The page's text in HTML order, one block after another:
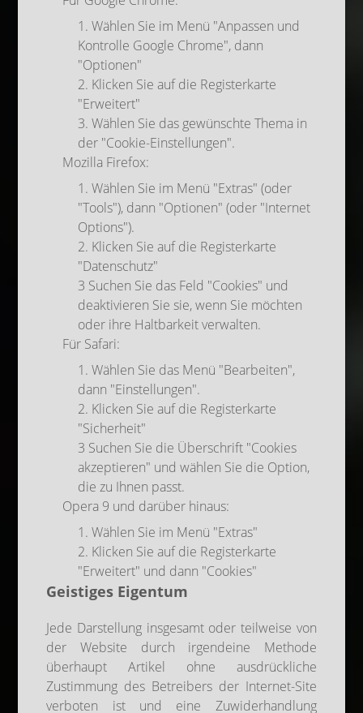
1. Wählen Sie im Menü "Anpassen und
Kontrolle Google Chrome", dann
"Optionen"
2. Klicken Sie auf die Registerkarte
"Erweitert"
3. Wählen Sie das gewünschte Thema in
der "Cookie-Einstellungen".
Mozilla Firefox:
1. Wählen Sie im Menü "Extras" (oder
"Tools"), dann "Optionen" (oder "Internet
Options").
2. Klicken Sie auf die Registerkarte
"Datenschutz"
3 Suchen Sie das Feld "Cookies" und
deaktivieren Sie sie, wenn Sie möchten
oder ihre Haltbarkeit verwalten.
Für Safari:
1. Wählen Sie das Menü "Bearbeiten",
dann "Einstellungen".
2. Klicken Sie auf die Registerkarte
"Sicherheit"
3 Suchen Sie die Überschrift "Cookies
akzeptieren" und wählen Sie die Option,
die zu Ihnen passt.
Opera 9 und darüber hinaus:
1. Wählen Sie im Menü "Extras"
2. Klicken Sie auf die Registerkarte
"Erweitert" und dann "Cookies"
Geistiges Eigentum
Jede Darstellung insgesamt oder teilweise von
der Website durch irgendeine Methode
überhaupt Artikel ohne ausdrückliche
Zustimmung des Betreibers der Internet-Site
verboten ist und eine Zuwiderhandlung